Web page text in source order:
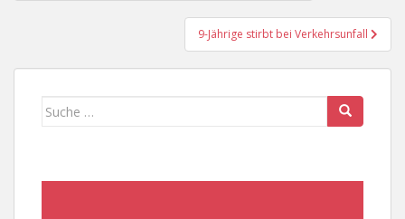
9-Jährige stirbt bei Verkehrsunfall
Suche